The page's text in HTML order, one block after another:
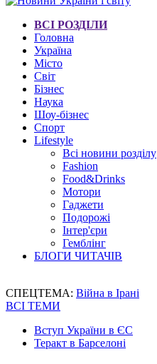
ВСІ РОЗДІЛИ
Головна
Україна
Місто
Світ
Бізнес
Наука
Шоу-бізнес
Спорт
Lifestyle
Всі новини розділу
Fashion
Food&Drinks
Мотори
Гаджети
Подорожі
Інтер'єри
Гемблінг
БЛОГИ ЧИТАЧІВ
СПЕЦТЕМА: Війна в Ірані
ВСІ ТЕМИ
Вступ України в ЄС
Теракт в Барселоні